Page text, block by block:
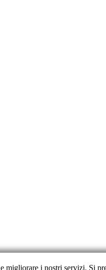
migliorare i nostri servizi. Si